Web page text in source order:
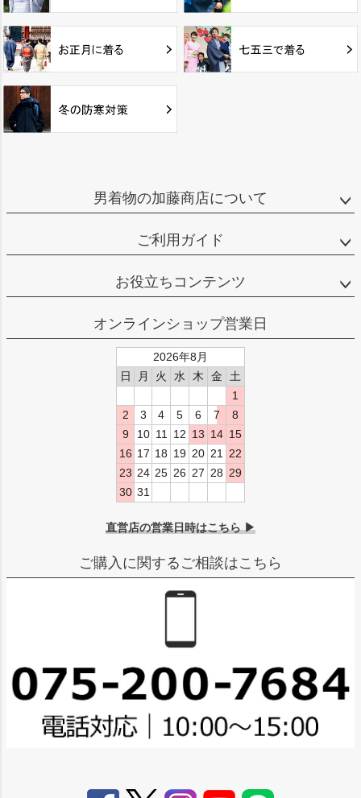
男着物の加藤商店について
ご利用ガイド
お役立ちコンテンツ
オンラインショップ営業日
2026年8月
日
月 火 水 木 金
土
1
2
3 4 5 6 7
8
9
10 11 12 13 14 15
16 17 18 19 20 21
22
23 24 25 26 27 28 29
30 31
直営店の営業日時はこちら ▶
ご購入に関するご相談はこちら